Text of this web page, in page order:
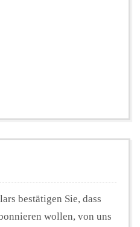
bestätigen Sie, dass
wollen, von uns